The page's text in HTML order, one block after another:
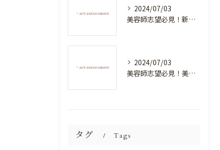
2024/07/03
美容師志望必見！新たな価値を創造する美容室でハイレベルな技術を学べる環境
2024/07/03
美容師志望必見！美容室NEWSTANDARDで最高のスキルアップを目指そう！
タグ Tags